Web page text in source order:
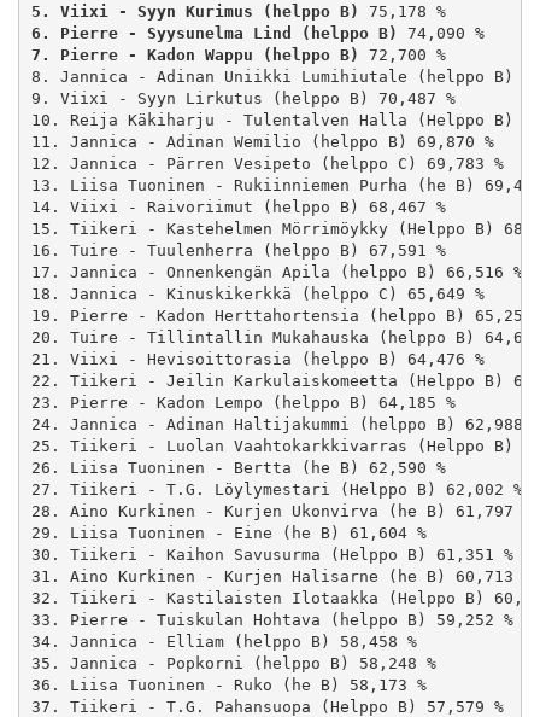
5. Viixi - Syyn Kurimus (helppo B)
75,178 %
6. Pierre - Syysunelma Lind (helppo B)
74,090 %
7. Pierre - Kadon Wappu (helppo B) 72,700 %
8. Jannica - Adinan Uniikki Lumihiutale (helppo B)
9. Viixi - Syyn Lirkutus (helppo B) 70,487 %
10. Reija Käkiharju - Tulentalven Halla (Helppo B)
11. Jannica - Adinan Wemilio (helppo B) 69,870 %
12. Jannica - Pärren Vesipeto (helppo C) 69,783 %
13. Liisa Tuoninen - Rukiinniemen Purha (he B) 69,431
14. Viixi - Raivoriimut (helppo B) 68,467 %
15. Tiikeri - Kastehelmen Mörrimöykky (Helppo B)
16. Tuire - Tuulenherra (helppo B) 67,591 %
17. Jannica - Onnenkengän Apila (helppo B) 66,516 %
18. Jannica - Kinuskikerkkä (helppo C) 65,649 %
19. Pierre - Kadon Herttahortensia (helppo B) 65,252
20. Tuire - Tillintallin Mukahauska (helppo B) 64,670
21. Viixi - Hevisoittorasia (helppo B) 64,476 %
22. Tiikeri - Jeilin Karkulaiskomeetta (Helppo B)
23. Pierre - Kadon Lempo (helppo B) 64,185 %
24. Jannica - Adinan Haltijakummi (helppo B) 62,988
25. Tiikeri - Luolan Vaahtokarkkivarras (Helppo B)
26. Liisa Tuoninen - Bertta (he B) 62,590 %
27. Tiikeri - T.G. Löylymestari (Helppo B) 62,002 %
28. Aino Kurkinen - Kurjen Ukonvirva (he B) 61,797 %
29. Liisa Tuoninen - Eine (he B) 61,604 %
30. Tiikeri - Kaihon Savusurma (Helppo B) 61,351 %
31. Aino Kurkinen - Kurjen Halisarne (he B) 60,713 %
32. Tiikeri - Kastilaisten Ilotaakka (Helppo B)
33. Pierre - Tuiskulan Hohtava (helppo B) 59,252 %
34. Jannica - Elliam (helppo B) 58,458 %
35. Jannica - Popkorni (helppo B) 58,248 %
36. Liisa Tuoninen - Ruko (he B) 58,173 %
37. Tiikeri - T.G. Pahansuopa (Helppo B) 57,579 %